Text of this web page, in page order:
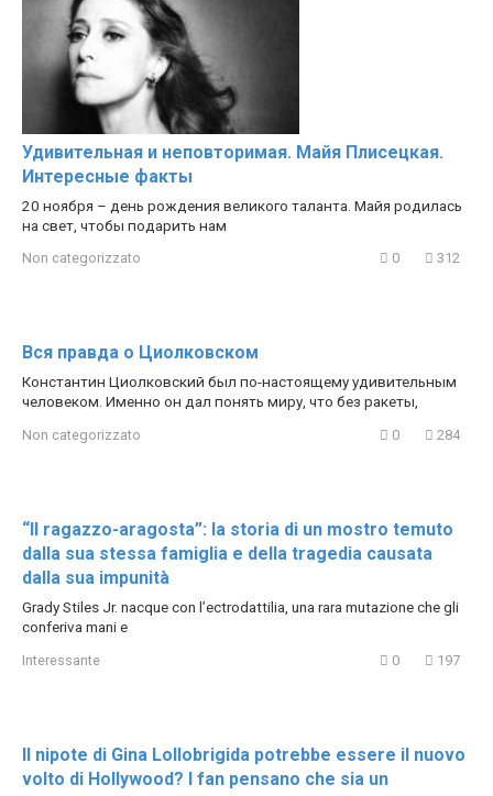
Удивительная и неповторимая. Майя Плисецкая.
Интересные факты
20 ноября – день рождения великого таланта. Майя родилась
на свет, чтобы подарить нам
Non categorizzato 0 312
Вся правда о Циолковском
Константин Циолковский был по-настоящему удивительным
человеком. Именно он дал понять миру, что без ракеты,
Non categorizzato 0 284
“Il ragazzo-aragosta”: la storia di un mostro temuto
dalla sua stessa famiglia e della tragedia causata
dalla sua impunità
Grady Stiles Jr. nacque con l’ectrodattilia, una rara mutazione che gli
conferiva mani e
Interessante 0 197
Il nipote di Gina Lollobrigida potrebbe essere il nuovo
volto di Hollywood? I fan pensano che sia un